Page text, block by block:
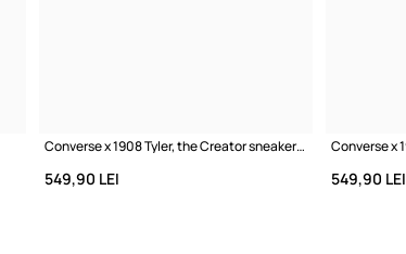
Converse x 1908 Tyler, the Creator sneakers pentru femei
549,90 LEI 549,90 LEI